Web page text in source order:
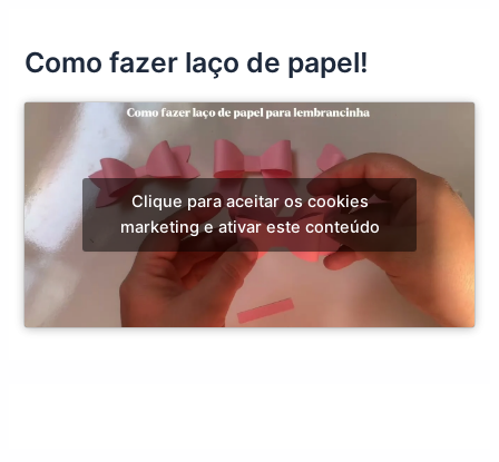
Como fazer laço de papel!
Clique para aceitar os cookies
marketing e ativar este conteúdo